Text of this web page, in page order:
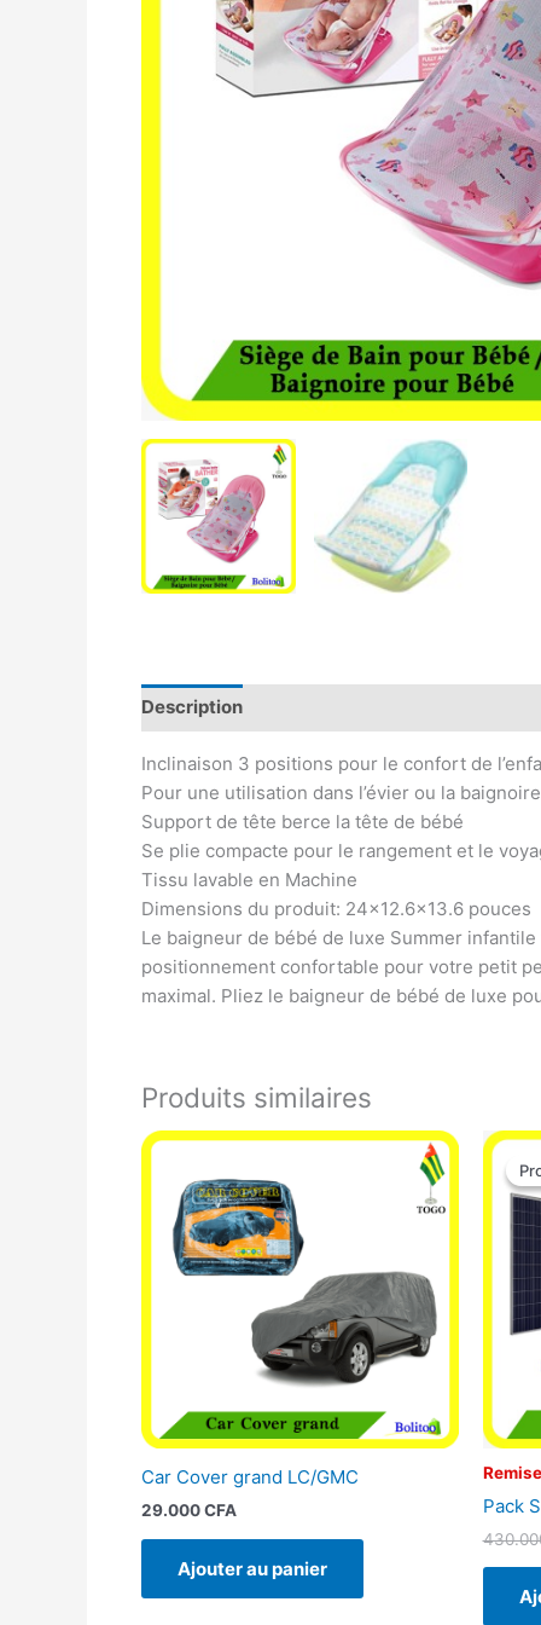
Description
Inclinaison 3 positions pour le confort de
Pour une utilisation dans l’évier ou la
Support de tête berce la tête de bébé
Se plie compacte pour le rangement et le
Tissu lavable en Machine
Dimensions du produit: 24×12.6×13.6 pouces
Le baigneur de bébé de luxe Summer
positionnement confortable pour votre petit
maximal. Pliez le baigneur de bébé de luxe
Produits similaires
Car Cover grand LC/GMC
29.000CFA
Ajouter au panier
Pack